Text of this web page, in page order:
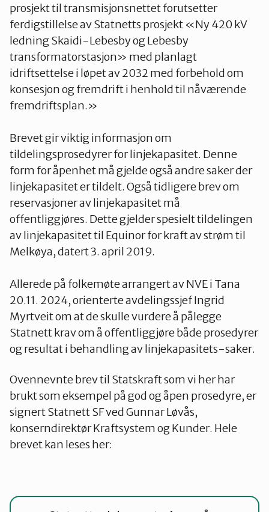
prosjekt til transmisjonsnettet forutsetter
ferdigstillelse av Statnetts prosjekt «Ny 420 kV
ledning Skaidi-Lebesby og Lebesby
transformatorstasjon» med planlagt
idriftsettelse i løpet av 2032 med forbehold om
konsesjon og fremdrift i henhold til nåværende
fremdriftsplan.»
Brevet gir viktig informasjon om
tildelingsprosedyrer for linjekapasitet. Denne
form for åpenhet må gjelde også andre saker der
linjekapasitet er tildelt. Også tidligere brev om
reservasjoner av linjekapasitet må
offentliggjøres. Dette gjelder spesielt tildelingen
av linjekapasitet til Equinor for kraft av strøm til
Melkøya, datert 3. april 2019.
Allerede på folkemøte arrangert av NVE i Tana
20.11. 2024, orienterte avdelingssjef Ingrid
Myrtveit om at de skulle vurdere å pålegge
Statnett krav om å offentliggjøre både prosedyrer
og resultat i behandling av linjekapasitets-saker.
Ovennevnte brev til Statskraft som vi her har
brukt som eksempel på god og åpen prosedyre, er
signert Statnett SF ved Gunnar Løvås,
konserndirektør Kraftsystem og Kunder. Hele
brevet kan leses her: